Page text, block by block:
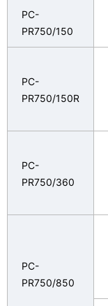
PC-
PR750/150
PC-
PR750/150R
PC-
PR750/360
PC-
PR750/850